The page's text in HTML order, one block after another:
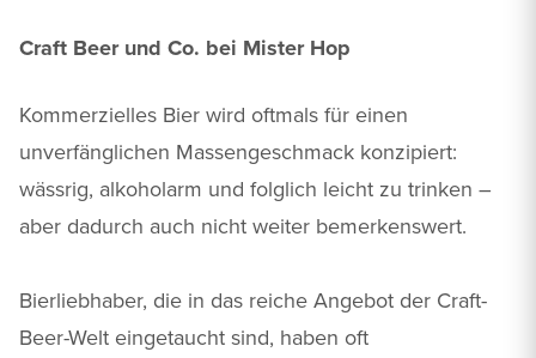
Craft Beer und Co. bei Mister Hop
Kommerzielles Bier wird oftmals für einen
unverfänglichen Massengeschmack konzipiert:
wässrig, alkoholarm und folglich leicht zu trinken –
aber dadurch auch nicht weiter bemerkenswert.
Bierliebhaber, die in das reiche Angebot der Craft-
Beer-Welt eingetaucht sind, haben oft